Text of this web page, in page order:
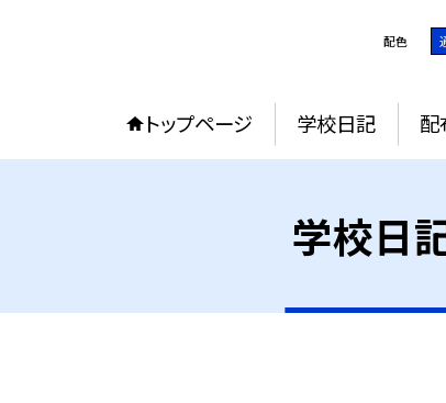
配色
トップページ 学校日記 配
学校日